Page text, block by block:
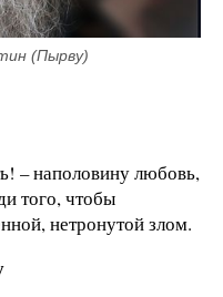
(Пырву)
– наполовину любовь,
того, чтобы
нетронутой злом.